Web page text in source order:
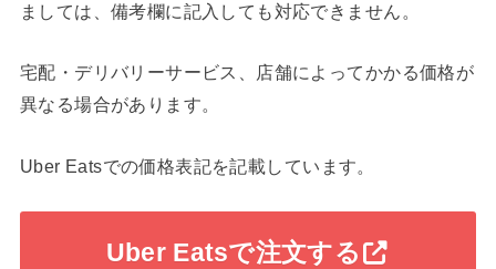
ましては、備考欄に記入しても対応できません。
宅配・デリバリーサービス、店舗によってかかる価格が
異なる場合があります。
Uber Eatsでの価格表記を記載しています。
Uber Eatsで注文する